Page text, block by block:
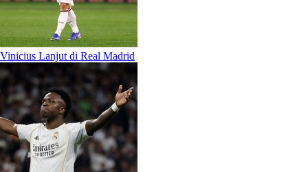
Vinicius Lanjut di Real Madrid